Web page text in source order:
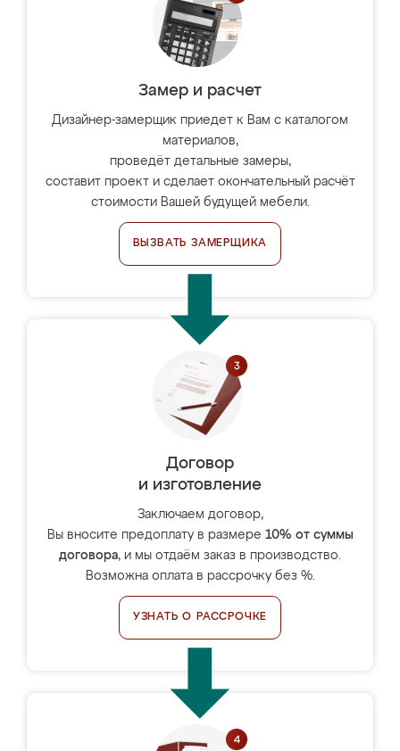
Замер и расчет
Дизайнер-замерщик приедет к Вам с каталогом
материалов,
проведёт детальные замеры,
составит проект и сделает окончательный расчёт
стоимости Вашей будущей мебели.
ВЫЗВАТЬ ЗАМЕРЩИКА
Договор
и изготовление
Заключаем договор,
Вы вносите предоплату в размере 10% от суммы
договора, и мы отдаём заказ в производство.
Возможна оплата в рассрочку без %.
УЗНАТЬ О РАССРОЧКЕ